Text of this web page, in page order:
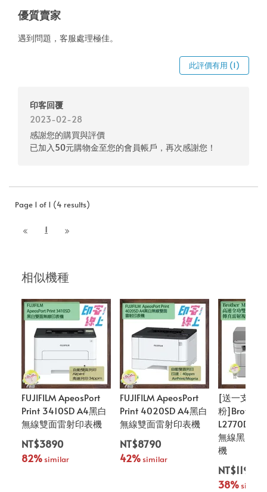
優質賣家
遇到問題，客服處理極佳。
此評價有用 (1)
印客回覆
2023-02-28
感謝您的購買與評價
已加入50元購物金至您的會員帳戶，再次感謝您！
Page 1 of 1 (4 results)
1
相似機種
FUJIFILM ApeosPort
Print 3410SD A4黑白
無線雙面雷射印表機
NT$3890
82% similar
FUJIFILM ApeosPort
Print 4020SD A4黑白
無線雙面雷射印表機
NT$8790
42% similar
[送一支原
粉]Brother
L2770DW
無線黑白雷
機
NT$11900
38% similar